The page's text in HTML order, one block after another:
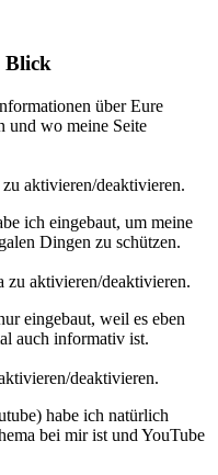
Blick
über Eure
und wo meine Seite
aktivieren/deaktivieren.
ich eingebaut, um meine
Dingen zu schützen.
aktivieren/deaktivieren.
eingebaut, weil es eben
auch informativ ist.
deaktivieren.
habe ich natürlich
bei mir ist und YouTube